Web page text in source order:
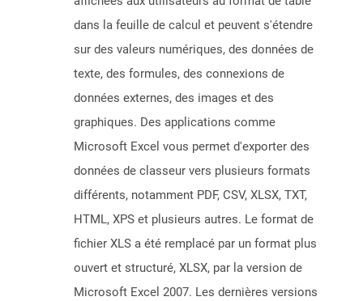
dans la feuille de calcul et peuvent s'étendre
sur des valeurs numériques, des données de
texte, des formules, des connexions de
données externes, des images et des
graphiques. Des applications comme
Microsoft Excel vous permet d'exporter des
données de classeur vers plusieurs formats
différents, notamment PDF, CSV, XLSX, TXT,
HTML, XPS et plusieurs autres. Le format de
fichier XLS a été remplacé par un format plus
ouvert et structuré, XLSX, par la version de
Microsoft Excel 2007. Les dernières versions